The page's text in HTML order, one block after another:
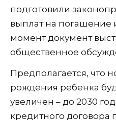
подготовили
выплат на погашение
момент документ
общественное
Предполагается, что
рождения ребенка
увеличен – до 2030
кредитного договора